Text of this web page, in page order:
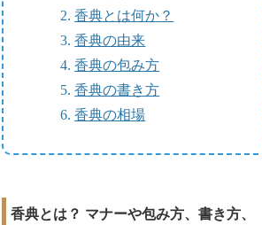
香典とは何か？
香典の由来
香典の包み方
香典の書き方
香典の相場
香典とは？ マナーや包み方、書き方、